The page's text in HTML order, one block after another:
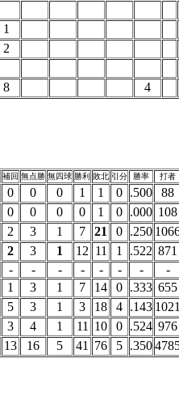
1
2
8 4
補回 無点勝 無四球 勝利 敗北 引分 勝率 打者
0 0 0 1 1 0 .500
88
0 0 0 0 1 0 .000 108
2 3 1 7 21 0 .250
2 3 1 12 11 1 .522 871
- - - - - - -
-
1 3 1 7 14 0 .333 655
5 3 1 3 18 4 .143
3 4 1 11 10 0 .524 976
13 16 5 41 76 5 .350